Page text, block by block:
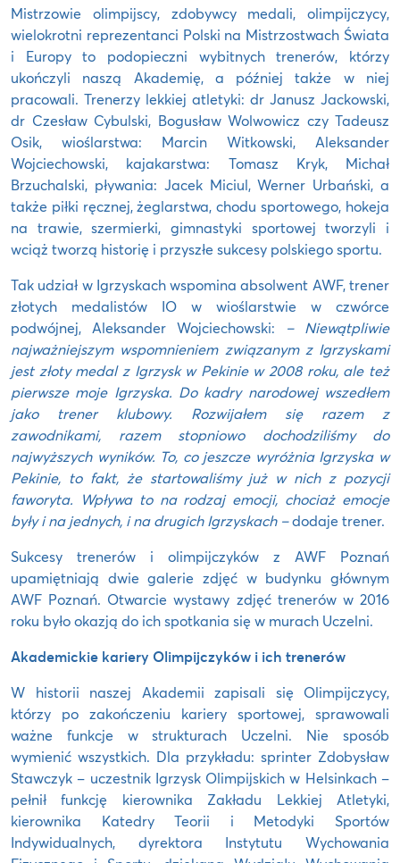
Mistrzowie olimpijscy, zdobywcy medali, olimpijczycy,
wielokrotni reprezentanci Polski na Mistrzostwach Świata
i Europy to podopieczni wybitnych trenerów, którzy
ukończyli naszą Akademię, a później także w niej
pracowali. Trenerzy lekkiej atletyki: dr Janusz Jackowski,
dr Czesław Cybulski, Bogusław Wolwowicz czy Tadeusz
Osik, wioślarstwa: Marcin Witkowski, Aleksander
Wojciechowski, kajakarstwa: Tomasz Kryk, Michał
Brzuchalski, pływania: Jacek Miciul, Werner Urbański, a
także piłki ręcznej, żeglarstwa, chodu sportowego, hokeja
na trawie, szermierki, gimnastyki sportowej tworzyli i
wciąż tworzą historię i przyszłe sukcesy polskiego sportu.
Tak udział w Igrzyskach wspomina absolwent AWF, trener
złotych medalistów IO w wioślarstwie w czwórce
podwójnej, Aleksander Wojciechowski: – Niewątpliwie
najważniejszym wspomnieniem związanym z Igrzyskami
jest złoty medal z Igrzysk w Pekinie w 2008 roku, ale też
pierwsze moje Igrzyska. Do kadry narodowej wszedłem
jako trener klubowy. Rozwijałem się razem z
zawodnikami, razem stopniowo dochodziliśmy do
najwyższych wyników. To, co jeszcze wyróżnia Igrzyska w
Pekinie, to fakt, że startowaliśmy już w nich z pozycji
faworyta. Wpływa to na rodzaj emocji, chociaż emocje
były i na jednych, i na drugich Igrzyskach –dodaje trener.
Sukcesy trenerów i olimpijczyków z AWF Poznań
upamiętniają dwie galerie zdjęć w budynku głównym
AWF Poznań. Otwarcie wystawy zdjęć trenerów w 2016
roku było okazją do ich spotkania się w murach Uczelni.
Akademickie kariery Olimpijczyków i ich trenerów
W historii naszej Akademii zapisali się Olimpijczycy,
którzy po zakończeniu kariery sportowej, sprawowali
ważne funkcje w strukturach Uczelni. Nie sposób
wymienić wszystkich. Dla przykładu: sprinter Zdobysław
Stawczyk – uczestnik Igrzysk Olimpijskich w Helsinkach –
pełnił funkcję kierownika Zakładu Lekkiej Atletyki,
kierownika Katedry Teorii i Metodyki Sportów
Indywidualnych, dyrektora Instytutu Wychowania